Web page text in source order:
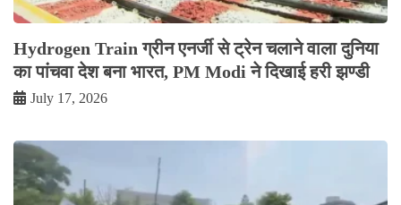
Hydrogen Train ग्रीन एनर्जी से ट्रेन चलाने वाला दुनिया
का पांचवा देश बना भारत, PM Modi ने दिखाई हरी झण्डी
July 17, 2026